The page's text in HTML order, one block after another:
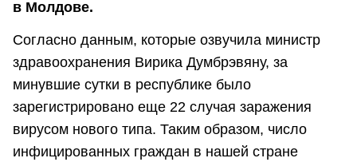
в Молдове.
Согласно данным, которые озвучила министр
здравоохранения Вирика Думбрэвяну, за
минувшие сутки в республике было
зарегистрировано еще 22 случая заражения
вирусом нового типа. Таким образом, число
инфицированных граждан в нашей стране